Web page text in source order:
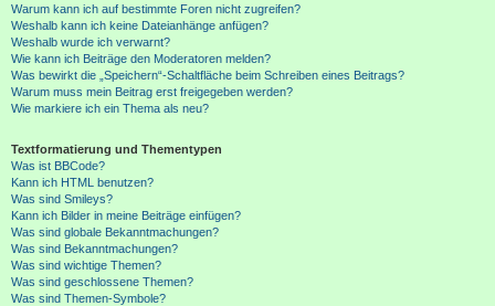
Warum kann ich auf bestimmte Foren nicht zugreifen?
Weshalb kann ich keine Dateianhänge anfügen?
Weshalb wurde ich verwarnt?
Wie kann ich Beiträge den Moderatoren melden?
Was bewirkt die „Speichern“-Schaltfläche beim Schreiben eines Beitrags?
Warum muss mein Beitrag erst freigegeben werden?
Wie markiere ich ein Thema als neu?
Textformatierung und Thementypen
Was ist BBCode?
Kann ich HTML benutzen?
Was sind Smileys?
Kann ich Bilder in meine Beiträge einfügen?
Was sind globale Bekanntmachungen?
Was sind Bekanntmachungen?
Was sind wichtige Themen?
Was sind geschlossene Themen?
Was sind Themen-Symbole?